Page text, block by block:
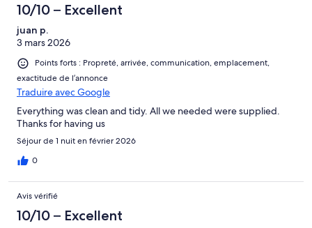
10/10 – Excellent
juan p.
3 mars 2026
Points forts : Propreté, arrivée, communication, emplacement,
exactitude de l’annonce
Traduire avec Google
Everything was clean and tidy. All we needed were supplied.
Thanks for having us
Séjour de 1 nuit en février 2026
0
Avis vérifié
10/10 – Excellent